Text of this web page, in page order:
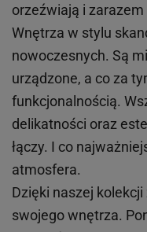
orzeźwiają i
Wnętrza w stylu
nowoczesnych. Są
urządzone, a co za
funkcjonalnością.
delikatności oraz
łączy. I co
atmosfera.
Dzięki naszej
swojego wnętrza.